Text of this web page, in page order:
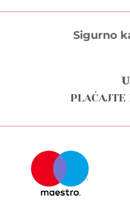
Sigurno
PLAĆAJTE